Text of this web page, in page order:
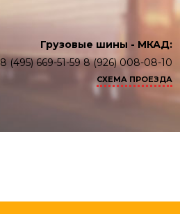
Грузовые шины - МКАД:
8 (495) 669-51-59 8 (926) 008-08-10
СХЕМА ПРОЕЗДА